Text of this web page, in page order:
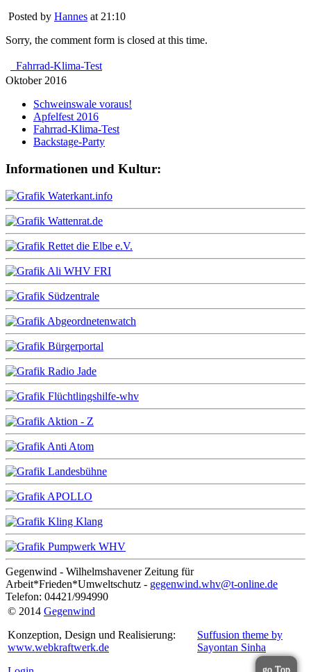
Posted by Hannes at 21:10
Sorry, the comment form is closed at this time.
Fahrrad-Klima-Test
Oktober 2016
Schweinswale voraus!
Apfelfest 2016
Fahrrad-Klima-Test
Backstage-Party
Informationen und Kultur:
Gegenwind - Wilhelmshavener Zeitung für
Arbeit*Frieden*Umweltschutz - gegenwind.whv@t-online.de
Telefon: 04421/994990
© 2014 Gegenwind
Konzeption, Design und Realisierung:
www.webkraftwerk.de
Suffusion theme by
Sayontan Sinha
go Top